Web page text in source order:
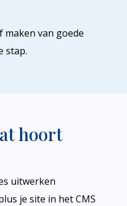
van goede
stap.
hoort
uitwerken
je site in het CMS